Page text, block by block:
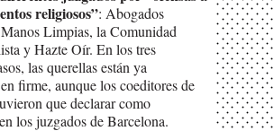
religiosos”: Abogados
Limpias, la Comunidad
y Hazte Oír. En los tres
las querellas están ya
firme, aunque los coeditores de
que declarar como
los juzgados de Barcelona.